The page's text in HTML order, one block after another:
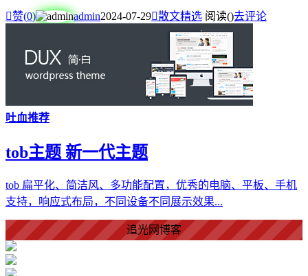
赞(0) admin2024-07-29散文精选 阅读()去评论
吐血推荐
tob主题 新一代主题
tob 扁平化、简洁风、多功能配置，优秀的电脑、平板、手机
支持，响应式布局，不同设备不同展示效果...
追光网博客
爱情美好了！
心情舒畅了！